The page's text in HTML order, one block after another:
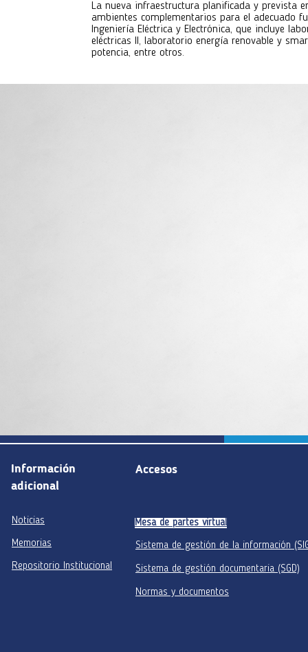
La nueva infraestructura planificada y prevista
ambientes complementarios para el adecuado
Ingeniería Eléctrica y Electrónica, que incluye
eléctricas II, laboratorio energía renovable y
potencia, entre otros.
Información
adicional
Noticias
Memorias
Repositorio Institucional
Accesos
Mesa de partes virtual
Sistema de gestión de la información
Sistema de gestión documentaria (SGD)
Normas y documentos